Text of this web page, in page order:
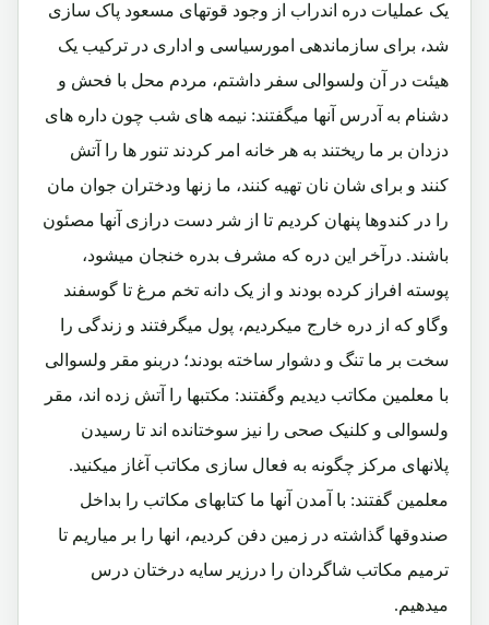
یک عملیات دره اندراب از وجود قوتهای مسعود پاک سازی
شد، برای سازماندهی امورسیاسی و اداری در ترکیب یک
هیئت در آن ولسوالی سفر داشتم، مردم محل با فحش و
دشنام به آدرس آنها میگفتند: نیمه های شب چون داره های
دزدان بر ما ریختند به هر خانه امر کردند تنور ها را آتش
کنند و برای شان نان تهیه کنند، ما زنها ودختران جوان مان
را در کندوها پنهان کردیم تا از شر دست درازی آنها مصئون
باشند. درآخر این دره که مشرف بدره خنجان میشود،
پوسته افراز کرده بودند و از یک دانه تخم مرغ تا گوسفند
وگاو که از دره خارج میکردیم، پول میگرفتند و زندگی را
سخت بر ما تنگ و دشوار ساخته بودند؛ دربنو مقر ولسوالی
با معلمین مکاتب دیدیم وگفتند: مکتبها را آتش زده اند، مقر
ولسوالی و کلنیک صحی را نیز سوختانده اند تا رسیدن
پلانهای مرکز چگونه به فعال سازی مکاتب آغاز میکنید.
معلمین گفتند: با آمدن آنها ما کتابهای مکاتب را بداخل
صندوقها گذاشته در زمین دفن کردیم، انها را بر میاریم تا
ترمیم مکاتب شاگردان را درزیر سایه درختان درس
میدهیم.